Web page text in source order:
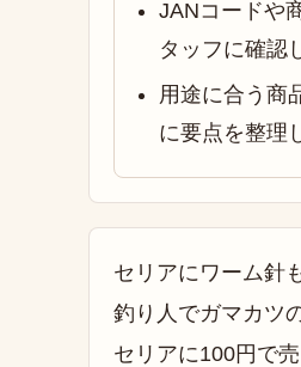
JANコードや
タッフに確認
用途に合う商
に要点を整理
セリアにワーム針
釣り人でガマカツ
セリアに100円で